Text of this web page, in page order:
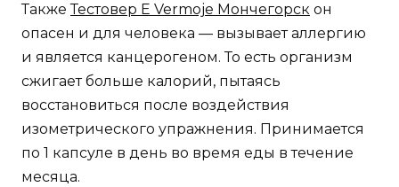
ТакжеТестовер Е Vermoje Мончегорск он
опасен и для человека — вызывает аллергию
и является канцерогеном. То есть организм
сжигает больше калорий, пытаясь
восстановиться после воздействия
изометрического упражнения. Принимается
по 1 капсуле в день во время еды в течение
месяца.